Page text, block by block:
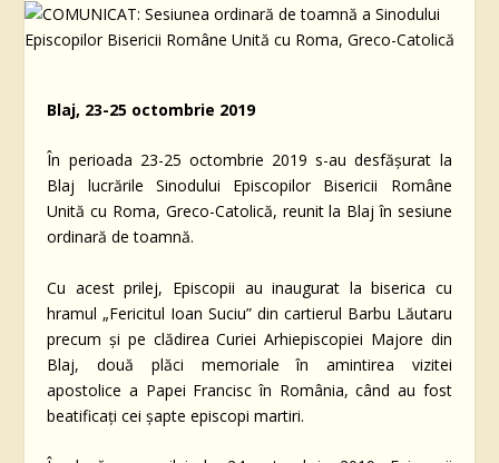
Blaj, 23-25 octombrie 2019
În perioada 23-25 octombrie 2019 s-au desfășurat la
Blaj lucrările Sinodului Episcopilor Bisericii Române
Unită cu Roma, Greco-Catolică, reunit la Blaj în sesiune
ordinară de toamnă.
Cu acest prilej, Episcopii au inaugurat la biserica cu
hramul „Fericitul Ioan Suciu” din cartierul Barbu Lăutaru
precum și pe clădirea Curiei Arhiepiscopiei Majore din
Blaj, două plăci memoriale în amintirea vizitei
apostolice a Papei Francisc în România, când au fost
beatificați cei șapte episcopi martiri.